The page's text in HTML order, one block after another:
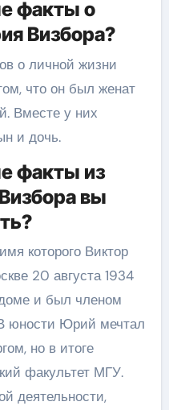
факты о
Визбора?
о личной жизни
что он был женат
Вместе у них
и дочь.
факты из
вы
которого Виктор
20 августа 1934
и был членом
юности Юрий мечтал
но в итоге
факультет МГУ.
деятельности,